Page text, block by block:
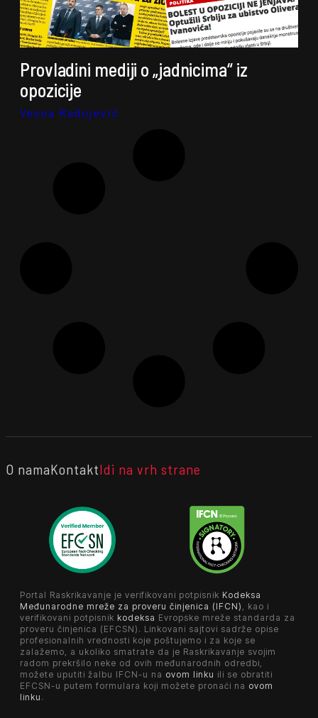
Provladini mediji o „jadnicima“ iz
opozicije
Vesna Radojević
O namaKontaktIdi na vrh strane
Portal Raskrikavanje je verifikovani potpisnik Kodeksa
Međunarodne mreže za proveru činjenica (IFCN) , kao i
verifikovani potpisnik kodeksa Evropske mreže standarda za
proveru činjenica (EFCSN). Linkovani sajtovi sadrže opise
profesionalnih vrednosti koje poštujemo i za koje se
zalažemo, a ukoliko smatrate da je Raskrikavanje svojim
radom prekršilo neke od ovih međunarodnih odredbi,
možete uputiti žalbu IFCN-u na ovom linku ili se obratiti
EFCSN-u putem formulara koji možete pronaći na ovom
linku .